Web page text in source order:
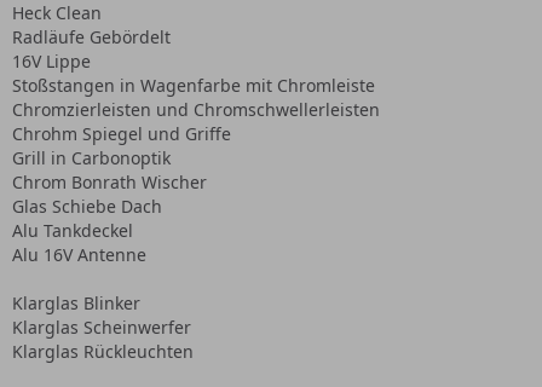
Heck Clean
Radläufe Gebördelt
16V Lippe
Stoßstangen in Wagenfarbe mit Chromleiste
Chromzierleisten und Chromschwellerleisten
Chrohm Spiegel und Griffe
Grill in Carbonoptik
Chrom Bonrath Wischer
Glas Schiebe Dach
Alu Tankdeckel
Alu 16V Antenne
Klarglas Blinker
Klarglas Scheinwerfer
Klarglas Rückleuchten